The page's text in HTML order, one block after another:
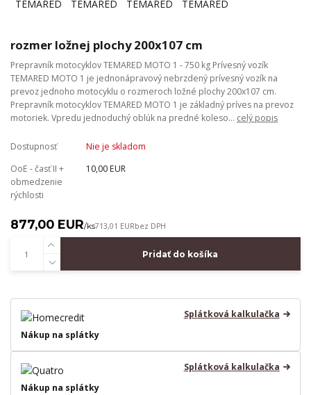
rozmer ložnej plochy 200x107 cm
Prepravník motocyklov TEMARED MOTO 1 - 750 kg Prívesný vozík
TEMARED MOTO 1 je jednonápravový nebrzdený prívesný vozík na
prevoz jednoho motocyklu o rozmeroch ložné plochy 200x107 cm.
Prepravník motocyklov TEMARED MOTO 1 je základný príves na prevoz
motoriek. Vpredu jednoduchý oblúk na predné koleso... celý popis
Dostupnosť
Nie je skladom
OoE - časť II +
obmedzenie
rýchlosti
10,00 EUR
877,00 EUR/ks713,01 EURbez DPH
Pridať do košíka
Splátková kalkulačka
Nákup na splátky
Splátková kalkulačka
Nákup na splátky